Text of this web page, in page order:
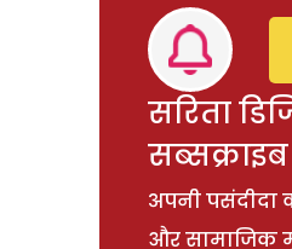
सरिता
अपनी पसंदीदा
और सामाजिक